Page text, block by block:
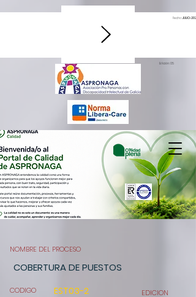
Edición: 05
Fecha:JULIO-2026
NOMBRE DEL PROCESO
COBERTURA DE PUESTOS
CODIGO
EST03-2 EDICION